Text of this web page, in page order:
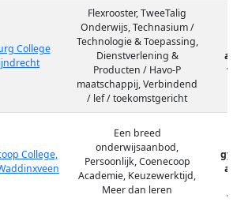
College
Flexrooster, TweeTalig
Onderwijs, Technasium /
Technologie & Toepassing,
Dienstverlening &
Producten / Havo-P
maatschappij, Verbindend
/ lef / toekomstgericht
College,
Een breed
onderwijsaanbod,
Persoonlijk, Coenecoop
Academie, Keuzewerktijd,
Meer dan leren